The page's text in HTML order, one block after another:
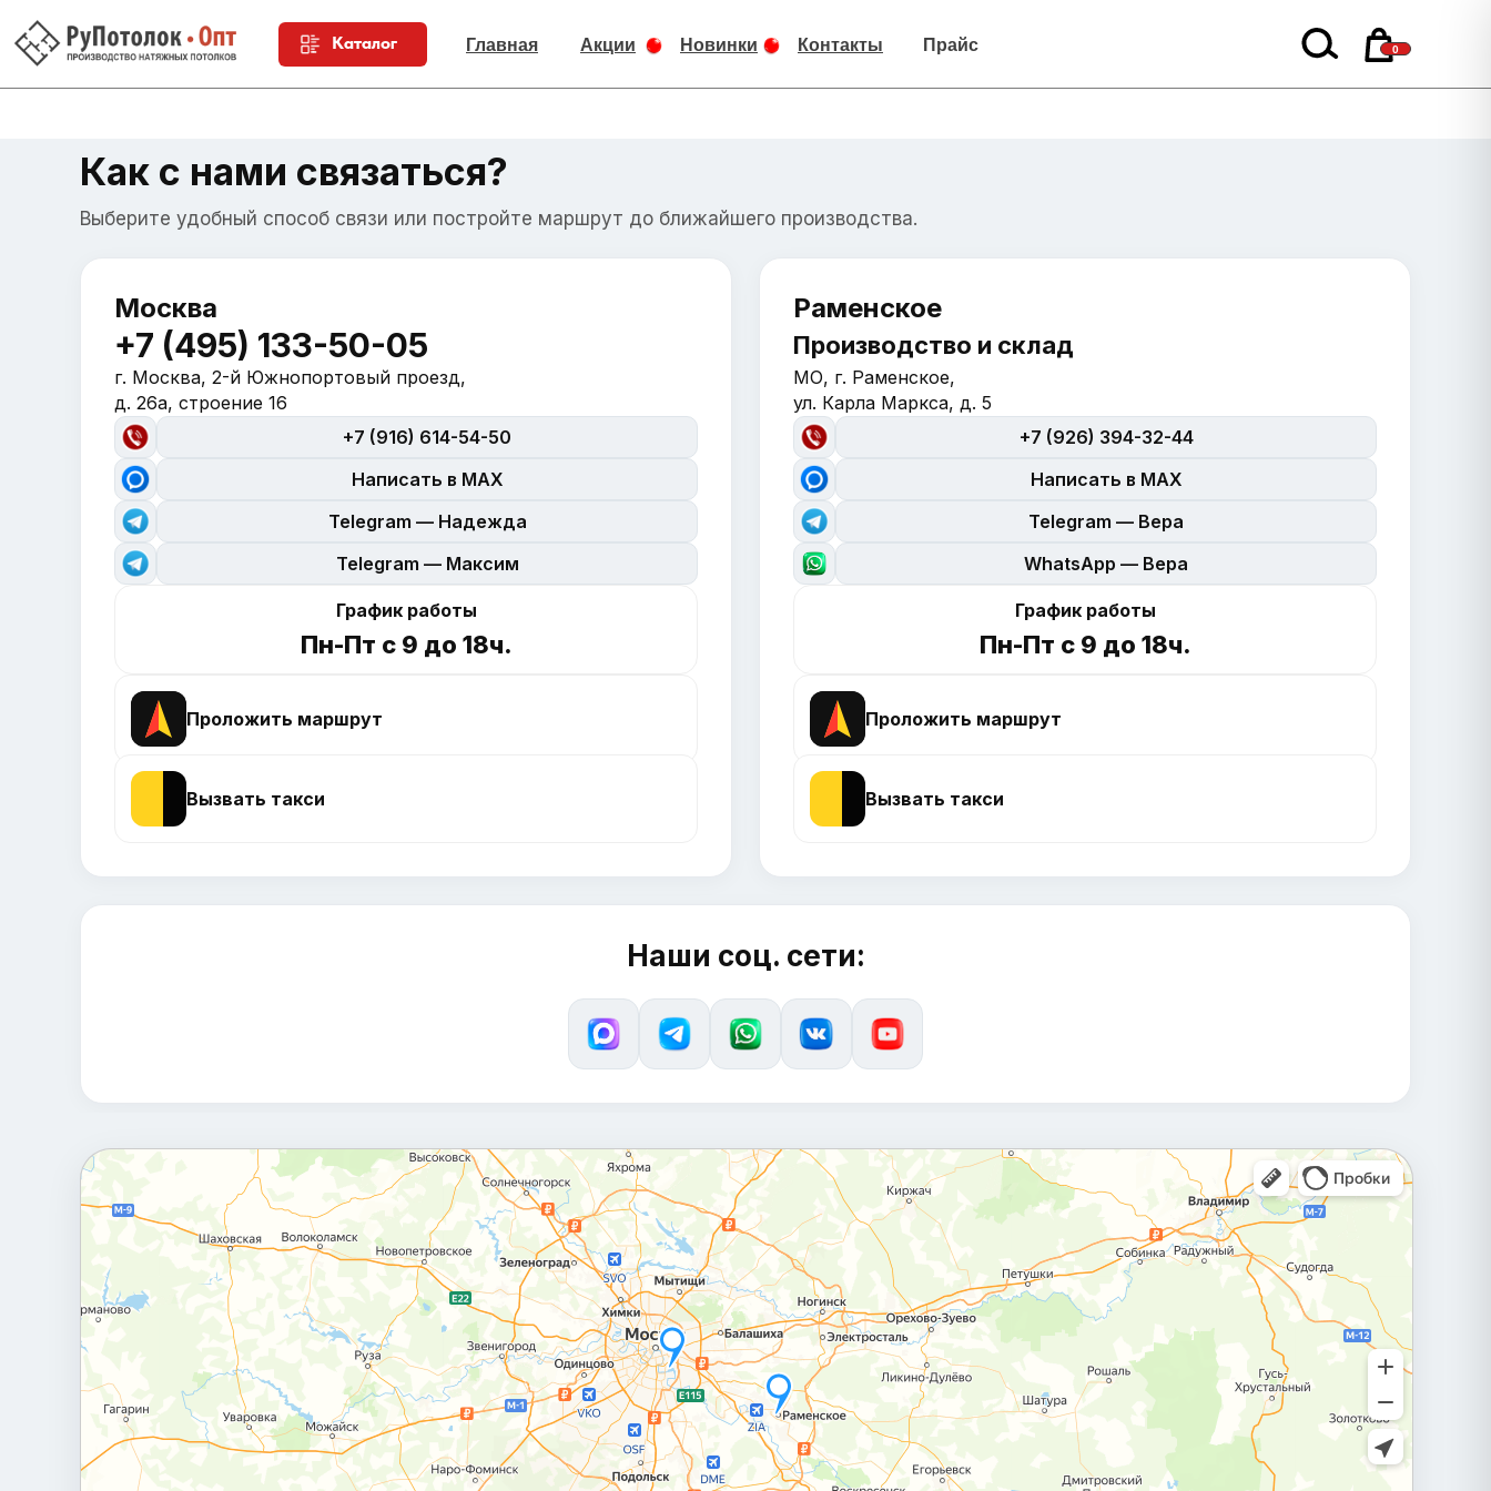
Акции 0
Каталог Главная Контакты
Новинки Прайс
Как с нами связаться?
Выберите удобный способ связи или постройте маршрут до ближайшего производства.
Москва
+7 (495) 133-50-05
г. Москва, 2-й Южнопортовый проезд,
д. 26а, строение 16
+7 (916) 614-54-50
Написать в MAX
Telegram — Надежда
Telegram — Максим
График работы
Пн-Пт с 9 до 18ч.
Проложить маршрут
Вызвать такси
Раменское
Производство и склад
МО, г. Раменское,
ул. Карла Маркса, д. 5
+7 (926) 394-32-44
Написать в MAX
Telegram — Вера
WhatsApp — Вера
График работы
Пн-Пт с 9 до 18ч.
Проложить маршрут
Вызвать такси
Наши соц. сети: